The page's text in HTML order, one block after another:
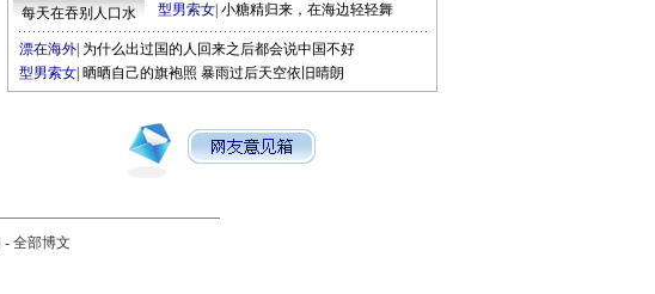
每天在吞别人口水
型男索女 小糖精归来，在海边轻轻舞
漂在海外 为什么出过国的人回来之后都会说中国不好
型男索女 晒晒自己的旗袍照 暴雨过后天空依旧晴朗
- 全部博文